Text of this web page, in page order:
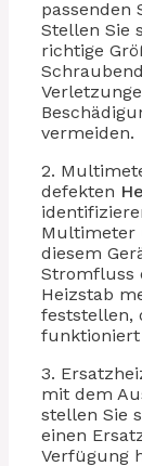
passenden
Stellen Sie
richtige
vermeiden.
2.
defekten
Multimeter
diesem
Stromfluss
Heizstab
feststellen,
3.
mit dem
stellen Sie
einen
Verfügung